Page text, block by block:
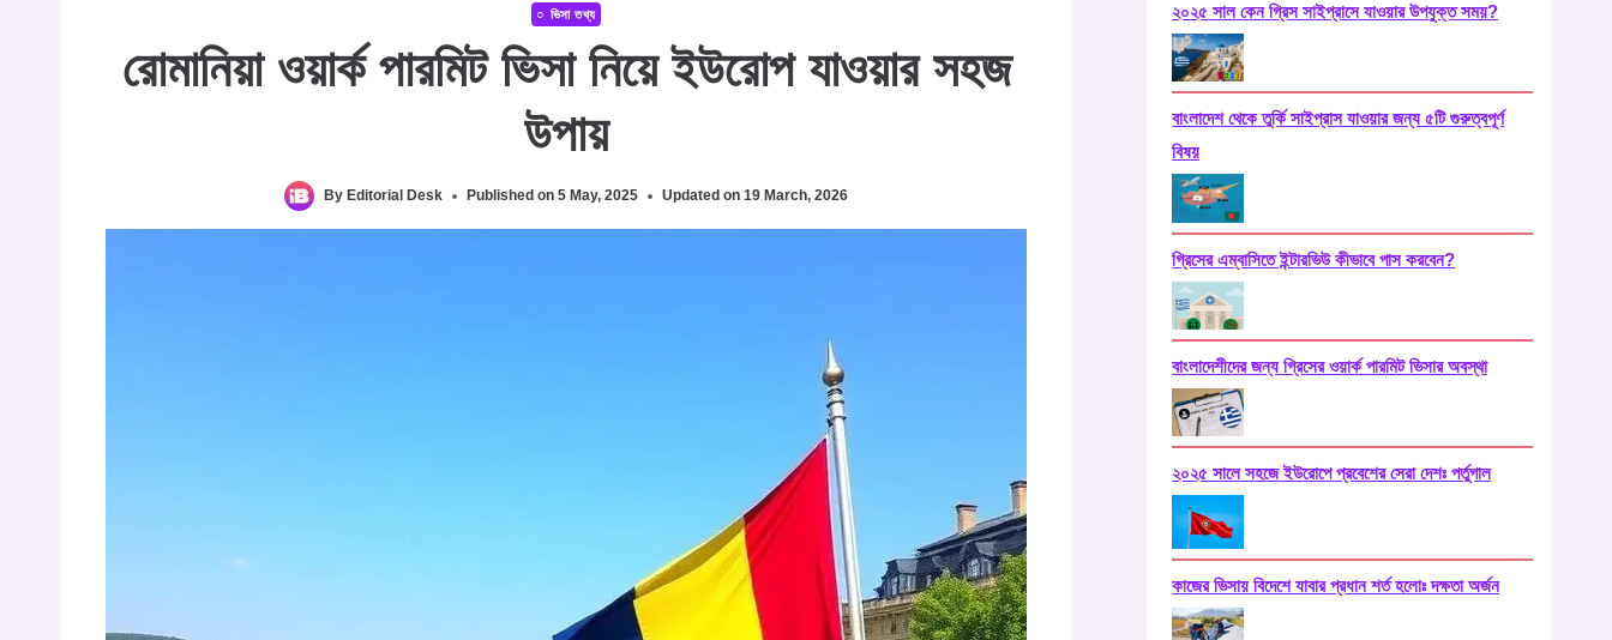
○ ভিসা তথ্য
রোমানিয়া ওয়ার্ক পারমিট ভিসা নিয়ে ইউরোপ যাওয়ার সহজ
উপায়
By Editorial Desk Published on 5 May, 2025 Updated on 19 March, 2026
২০২৫ সাল কেন গ্রিস সাইপ্রাসে যাওয়ার উপযুক্ত সময়?
বাংলাদেশ থেকে তুর্কি সাইপ্রাস যাওয়ার জন্য ৫টি গুরুত্বপূর্ণ
বিষয়
গ্রিসের এম্বাসিতে ইন্টারভিউ কীভাবে পাস করবেন?
বাংলাদেশীদের জন্য গ্রিসের ওয়ার্ক পারমিট ভিসার অবস্থা
২০২৫ সালে সহজে ইউরোপে প্রবেশের সেরা দেশঃ পর্তুগাল
কাজের ভিসায় বিদেশে যাবার প্রধান শর্ত হলোঃ দক্ষতা অর্জন